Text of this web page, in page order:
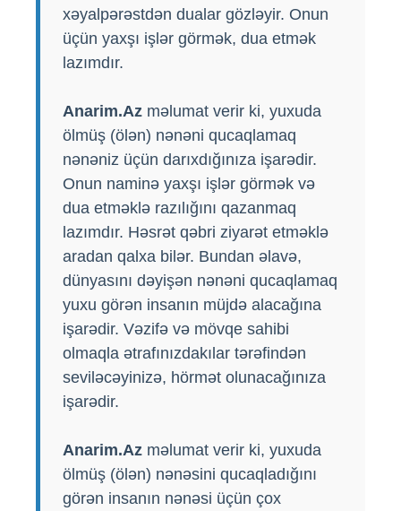
xəyalpərəstdən dualar gözləyir. Onun
üçün yaxşı işlər görmək, dua etmək
lazımdır.
Anarim.Az məlumat verir ki, yuxuda
ölmüş (ölən) nənəni qucaqlamaq
nənəniz üçün darıxdığınıza işarədir.
Onun naminə yaxşı işlər görmək və
dua etməklə razılığını qazanmaq
lazımdır. Həsrət qəbri ziyarət etməklə
aradan qalxa bilər. Bundan əlavə,
dünyasını dəyişən nənəni qucaqlamaq
yuxu görən insanın müjdə alacağına
işarədir. Vəzifə və mövqe sahibi
olmaqla ətrafınızdakılar tərəfindən
seviləcəyinizə, hörmət olunacağınıza
işarədir.
Anarim.Az məlumat verir ki, yuxuda
ölmüş (ölən) nənəsini qucaqladığını
görən insanın nənəsi üçün çox